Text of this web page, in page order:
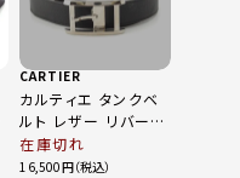
CARTIER
カルティエ タンクベ
ルト レザー リバーシ
ブル シルバー金具
ベルト ブラック
在庫切れ
16,500